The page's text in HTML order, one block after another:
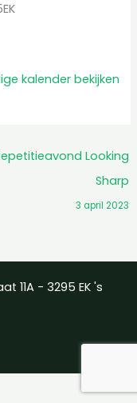
kalender bekijken
Looking
Sharp
3 april 2023
11A - 3295 EK 's